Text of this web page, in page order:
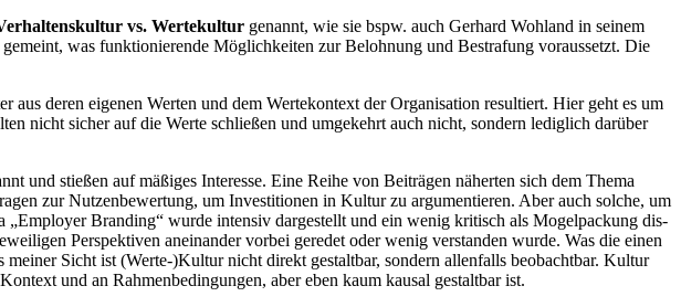
vs. Wer­te­kul­tur genannt, wie sie bspw. auch Ger­hard Woh­l­and in sei­nem
was funk­tio­nie­ren­de Mög­lich­kei­ten zur Beloh­nung und Bestra­fung vor­aus­setzt. Die
aus deren eige­nen Wer­ten und dem Wer­te­kon­text der Orga­ni­sa­ti­on resul­tiert. Hier geht es um
nicht sicher auf die Wer­te schlie­ßen und umge­kehrt auch nicht, son­dern ledig­lich dar­über
und stie­ßen auf mäßi­ges Inter­es­se. Eine Rei­he von Bei­trä­gen näher­ten sich dem The­ma
zur Nut­zen­be­wer­tung, um Inves­ti­tio­nen in Kul­tur zu argu­men­tie­ren. Aber auch sol­che, um
Bran­ding“ wur­de inten­siv dar­ge­stellt und ein wenig kri­tisch als Mogel­pa­ckung dis­
Per­spek­ti­ven anein­an­der vor­bei gere­det oder wenig ver­stan­den wur­de. Was die einen
Sicht ist (Werte-)Kultur nicht direkt gestalt­bar, son­dern allen­falls beob­acht­bar. Kul­tur
und an Rah­men­be­din­gun­gen, aber eben kaum kau­sal gestalt­bar ist.